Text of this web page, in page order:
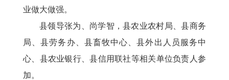
业做大做强。
县领导张为、尚学智，县农业农村局、县商务
局、县劳务办、县畜牧中心、县外出人员服务中
心、县农业银行、县信用联社等相关单位负责人参
加。